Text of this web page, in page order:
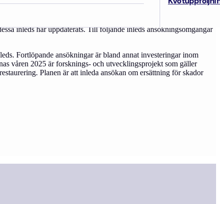
inleds har uppdaterats. Till följande inleds ansökningsomgångar
Fortlöpande ansökningar är bland annat investeringar inom
våren 2025 är forsknings- och utvecklingsprojekt som gäller
Planen är att inleda ansökan om ersättning för skador